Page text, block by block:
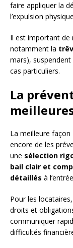
faire appliquer la
l’expulsion
Il est important de
notamment la
mars), suspendent
cas particuliers.
La
La meilleure
encore de les
une sélection
bail clair et
détaillés à
Pour les
droits et
communiquer
difficultés